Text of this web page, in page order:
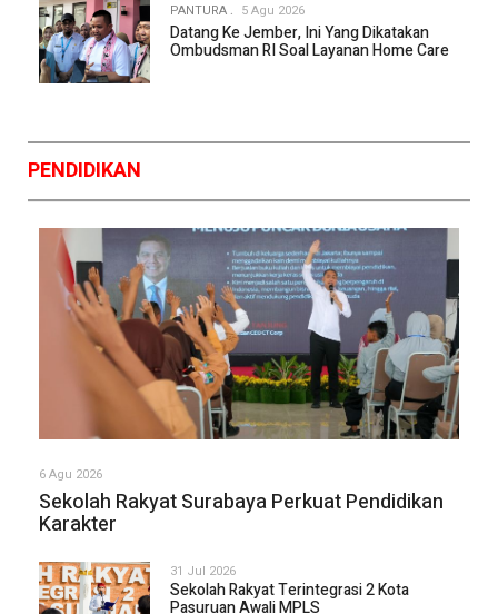
PANTURA 5 Agu 2026
Datang Ke Jember, Ini Yang Dikatakan
Ombudsman RI Soal Layanan Home Care
PENDIDIKAN
6 Agu 2026
Sekolah Rakyat Surabaya Perkuat Pendidikan
Karakter
31 Jul 2026
Sekolah Rakyat Terintegrasi 2 Kota
Pasuruan Awali MPLS